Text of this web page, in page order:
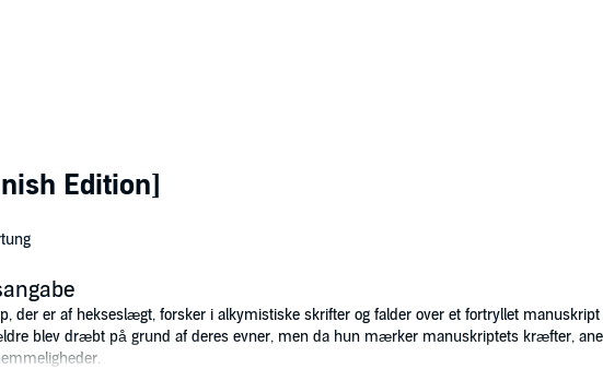
Edition]
der er af hekseslægt, forsker i alkymistiske skrifter og falder over et fortryllet
blev dræbt på grund af deres evner, men da hun mærker manuskriptets kræfter,